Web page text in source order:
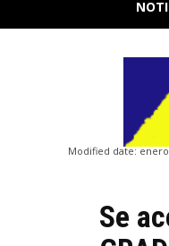
Modified date: enero
Se